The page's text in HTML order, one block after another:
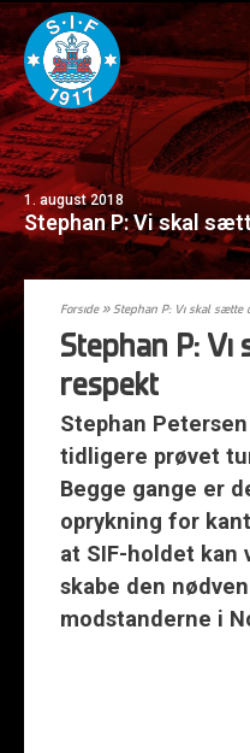
1. august 2018
Stephan P: Vi skal
Forside»Stephan P: Vi skal sætte
Stephan P: Vi
respekt
Stephan
tidligere prøvet
Begge gange er
oprykning for
at SIF-holdet kan
skabe den
modstanderne i